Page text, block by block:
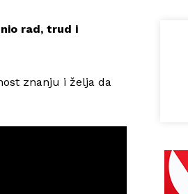
rad, trud i
znanju i želja da